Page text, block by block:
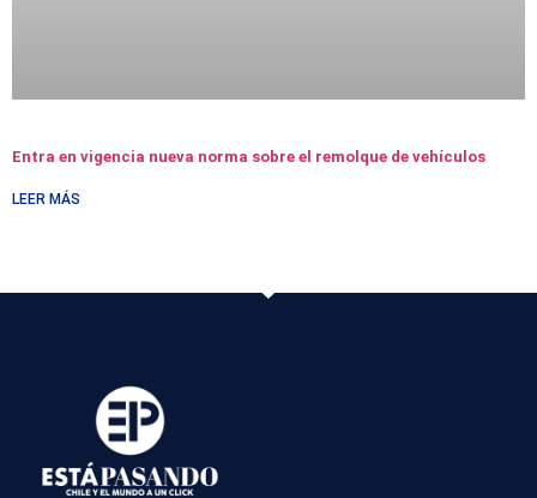
Entra en vigencia nueva norma sobre el remolque de vehículos
LEER MÁS